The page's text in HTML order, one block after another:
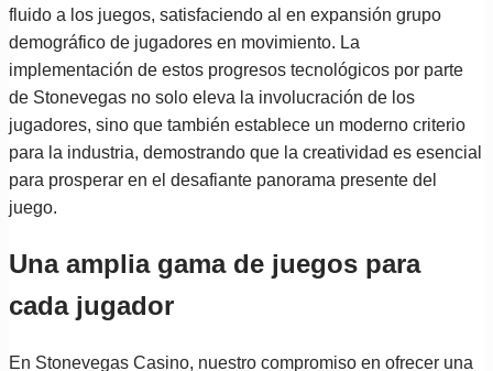
fluido a los juegos, satisfaciendo al en expansión grupo
demográfico de jugadores en movimiento. La
implementación de estos progresos tecnológicos por parte
de Stonevegas no solo eleva la involucración de los
jugadores, sino que también establece un moderno criterio
para la industria, demostrando que la creatividad es esencial
para prosperar en el desafiante panorama presente del
juego.
Una amplia gama de juegos para
cada jugador
En Stonevegas Casino, nuestro compromiso en ofrecer una